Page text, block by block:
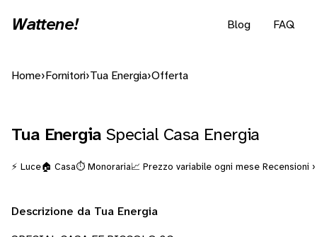
Wattene! Blog FAQ
Home› Fornitori›Tua Energia›Offerta
Tua Energia Special Casa Energia
⚡ Luce🏠 Casa⏱️ Monoraria📈 Prezzo variabile ogni mese Recensioni ›
Descrizione da Tua Energia